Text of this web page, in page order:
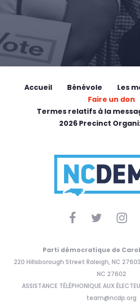
Accueil Bénévole Les
Faire un don
Termes relatifs à la
2026 Precinct
Parti démocratique de
220 Hillsborough Street Raleigh, NC
NC 27602
ASSISTANCE TÉLÉPHONIQUE AUX
team@ncdp.org